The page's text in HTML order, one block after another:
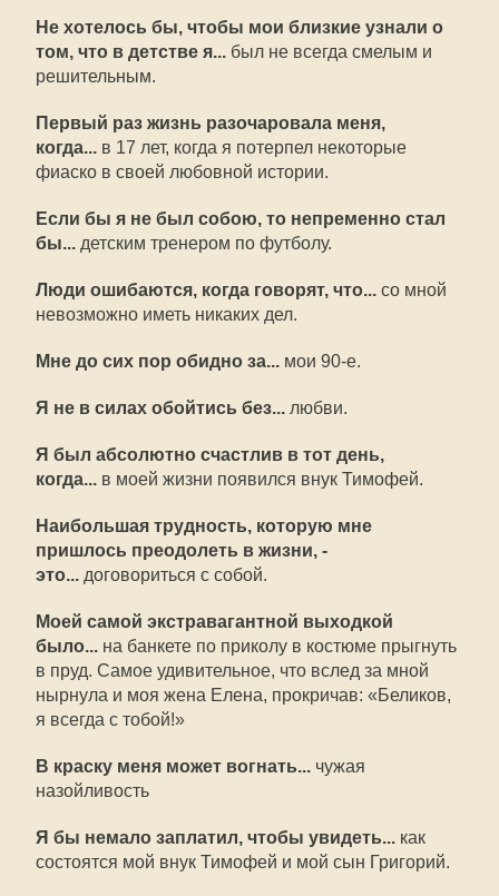
Не хотелось бы, чтобы мои близкие узнали о
том, что в детстве я... был не всегда смелым и
решительным.
Первый раз жизнь разочаровала меня,
когда... в 17 лет, когда я потерпел некоторые
фиаско в своей любовной истории.
Если бы я не был собою, то непременно стал
бы... детским тренером по футболу.
Люди ошибаются, когда говорят, что... со мной
невозможно иметь никаких дел.
Мне до сих пор обидно за... мои 90-е.
Я не в силах обойтись без... любви.
Я был абсолютно счастлив в тот день,
когда... в моей жизни появился внук Тимофей.
Наибольшая трудность, которую мне
пришлось преодолеть в жизни, -
это... договориться с собой.
Моей самой экстравагантной выходкой
было... на банкете по приколу в костюме прыгнуть
в пруд. Самое удивительное, что вслед за мной
нырнула и моя жена Елена, прокричав: «Беликов,
я всегда с тобой!»
В краску меня может вогнать... чужая
назойливость
Я бы немало заплатил, чтобы увидеть... как
состоятся мой внук Тимофей и мой сын Григорий.